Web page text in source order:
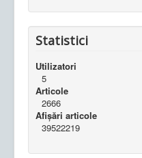
Statistici
Utilizatori
5
Articole
2666
Afișări articole
39522219